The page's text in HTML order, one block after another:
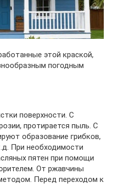
этой краской,
погодным
поверхности. С
протирается пыль. С
образование грибков,
При необходимости
пятен при помощи
От ржавчины
Перед переходом к